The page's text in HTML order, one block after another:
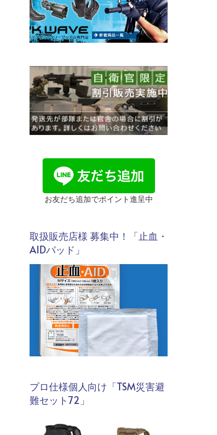
お友だち追加でポイント進呈中
取扱販売店様 募集中！「止血・
AIDパッド」
プロ仕様個人向け「TSM災害避
難セット72」